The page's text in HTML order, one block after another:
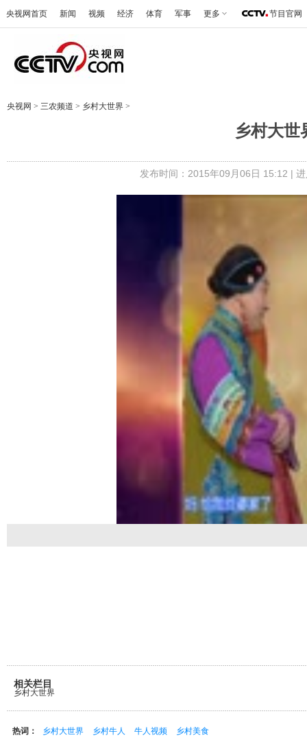
央视网首页 新闻 视频 经济 体育 军事 更多 节目官网
央视网 > 三农频道 > 乡村大世界 >
乡村大世
发布时间：2015年09月06日 15:12 |
相关栏目
乡村大世界
热词： 乡村大世界 乡村牛人 牛人视频 乡村美食